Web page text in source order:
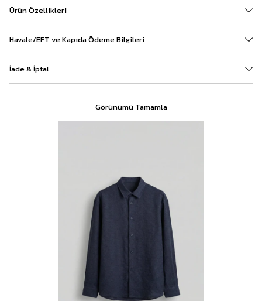
Ürün Özellikleri
Havale/EFT ve Kapıda Ödeme Bilgileri
İade & İptal
Görünümü Tamamla